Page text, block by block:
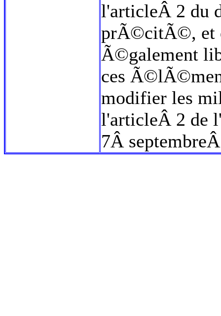
l'articleÂ 2 du
prÃ©citÃ©, et
Ã©galement
ces
modifier les
l'articleÂ 2 de
7Â